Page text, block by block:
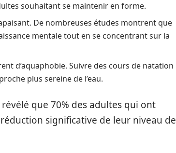
souhaitant se maintenir en forme.
De nombreuses études montrent que
mentale tout en se concentrant sur la
d’aquaphobie. Suivre des cours de natation
plus sereine de l’eau.
que 70% des adultes qui ont
significative de leur niveau de